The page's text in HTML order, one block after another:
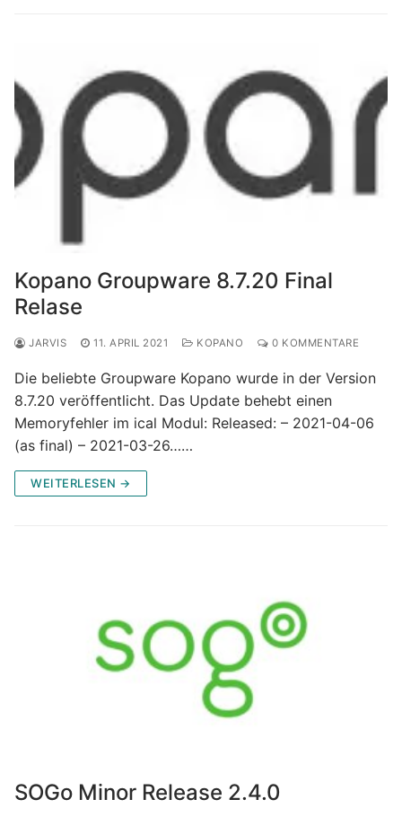
Kopano Groupware 8.7.20 Final
Relase
JARVIS 11. APRIL 2021 KOPANO 0 KOMMENTARE
Die beliebte Groupware Kopano wurde in der Version
8.7.20 veröffentlicht. Das Update behebt einen
Memoryfehler im ical Modul: Released: – 2021-04-06
(as final) – 2021-03-26……
WEITERLESEN →
SOGo Minor Release 2.4.0